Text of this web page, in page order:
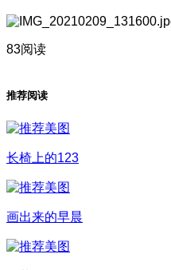
83阅读
推荐阅读
长椅上的123
画出来的早晨